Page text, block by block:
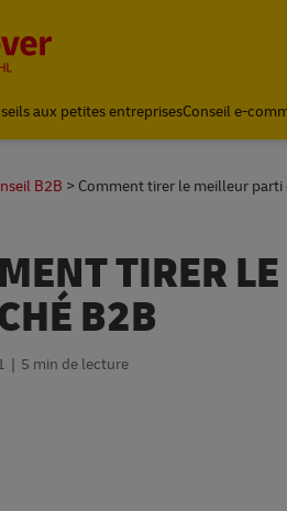
aux petites entreprisesConseil e-
B2B Comment tirer le meilleur parti
TIRER
B2B
5 min de lecture